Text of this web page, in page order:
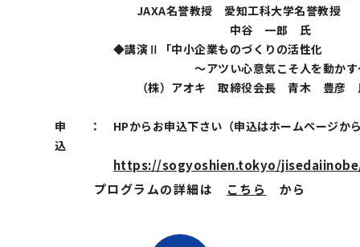
JAXA名誉教授 愛知工科大学名誉教授
中谷 一郎 氏
◆講演Ⅱ「中小企業ものづくりの活性化
～アツい心意気こそ人を動かす
（株）アオキ 取締役会長 青木 豊彦
申
込
： HPからお申込下さい（申込はホームぺージか
https://sogyoshien.tokyo/
プログラムの詳細は こちら から